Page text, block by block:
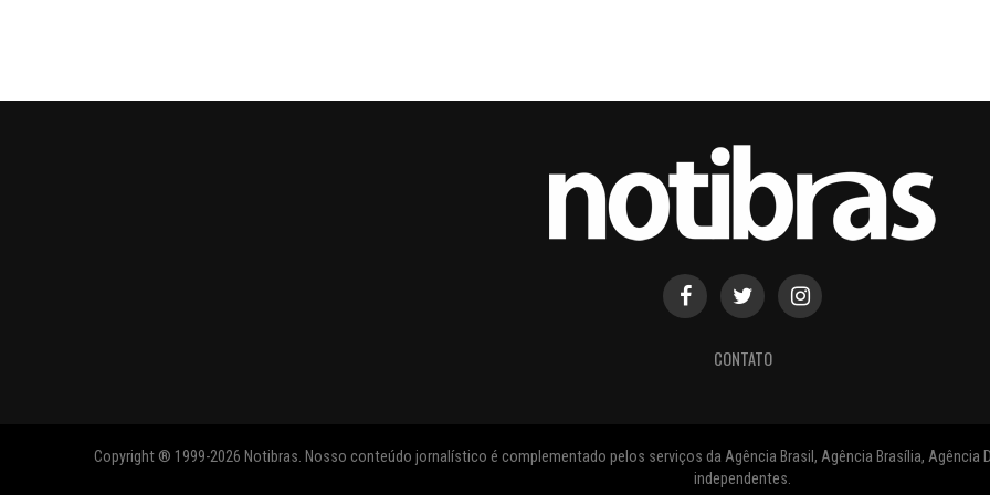
CONTATO
Copyright ® 1999-2026 Notibras. Nosso conteúdo jornalístico é complementado pelos serviços da Agência Brasil, Agência Brasília, Agência
independentes.